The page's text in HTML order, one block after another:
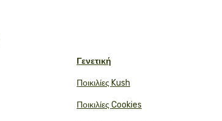
Γενετική
Ποικιλίες Kush
Ποικιλίες Cookies